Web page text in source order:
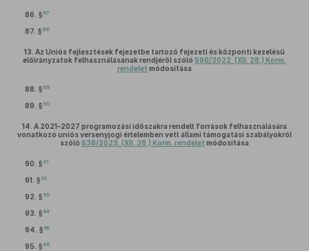
86. § 87
87. § 88
13. Az Uniós fejlesztések fejezetbe tartozó fejezeti és központi kezelésű
előirányzatok felhasználásának rendjéről szóló 590/2022. (XII. 28.) Korm.
rendelet módosítása
88. § 89
89. § 90
14. A 2021–2027 programozási időszakra rendelt források felhasználására
vonatkozó uniós versenyjogi értelemben vett állami támogatási szabályokról
szóló 638/2023. (XII. 28.) Korm. rendelet módosítása
90. § 91
91. § 92
92. § 93
93. § 94
94. § 95
95. § 96